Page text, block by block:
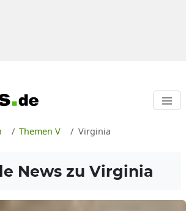
Themen V Virginia
News zu Virginia